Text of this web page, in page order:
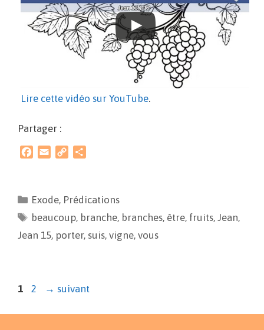
Lire cette vidéo sur YouTube.
Partager :
b
o
l
L
i
n
a
g
Exode, Prédications
beaucoup, branche, branches, être, fruits, Jean,
Jean 15, porter, suis, vigne, vous
1 2 → suivant